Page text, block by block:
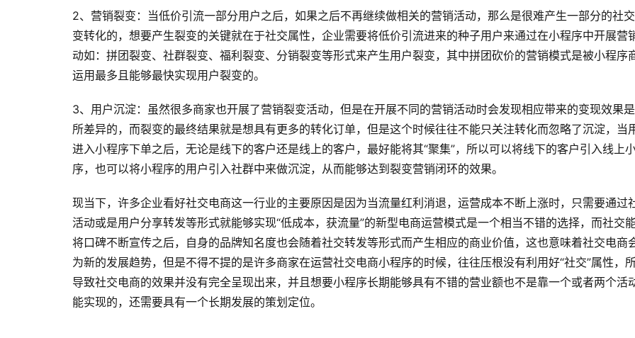
2、营销裂变：当低价引流一部分用户之后，如果之后不再继续做相关的营销活动，那么是很难产生一部分的社
变转化的，想要产生裂变的关键就在于社交属性，企业需要将低价引流进来的种子用户来通过在小程序中开展营
动如：拼团裂变、社群裂变、福利裂变、分销裂变等形式来产生用户裂变，其中拼团砍价的营销模式是被小程序
运用最多且能够最快实现用户裂变的。
3、用户沉淀：虽然很多商家也开展了营销裂变活动，但是在开展不同的营销活动时会发现相应带来的变现效果
所差异的，而裂变的最终结果就是想具有更多的转化订单，但是这个时候往往不能只关注转化而忽略了沉淀，当
进入小程序下单之后，无论是线下的客户还是线上的客户，最好能将其“聚集”，所以可以将线下的客户引入线上
序，也可以将小程序的用户引入社群中来做沉淀，从而能够达到裂变营销闭环的效果。
现当下，许多企业看好社交电商这一行业的主要原因是因为当流量红利消退，运营成本不断上涨时，只需要通过
活动或是用户分享转发等形式就能够实现“低成本，获流量”的新型电商运营模式是一个相当不错的选择，而社交
将口碑不断宣传之后，自身的品牌知名度也会随着社交转发等形式而产生相应的商业价值，这也意味着社交电商
为新的发展趋势，但是不得不提的是许多商家在运营社交电商小程序的时候，往往压根没有利用好“社交”属性，
导致社交电商的效果并没有完全呈现出来，并且想要小程序长期能够具有不错的营业额也不是靠一个或者两个活
能实现的，还需要具有一个长期发展的策划定位。